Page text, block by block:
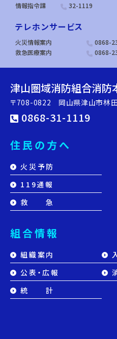
情報指令課
32-1119
テレホンサービス
火災情報案内
0868-
救急医療案内
0868-
津山圏域消防組合消防
〒708-0822 岡山県津山市林
0868-31-1119
住民の方へ
火災予防
119通報
救 急
組合情報
組織案内
公表・広報
統 計